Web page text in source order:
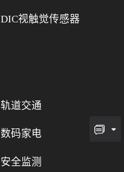
DIC视触觉传感器
轨道交通
数码家电
安全监测